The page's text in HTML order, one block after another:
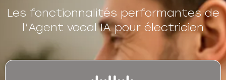
Les fonctionnalités performantes de
l’Agent vocal IA pour électricien